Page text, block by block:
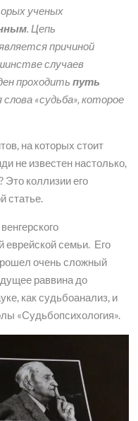
ученых
. Цепь
причиной
случаев
проходитьпуть
«судьба», которое
на которых стоит
не известен настолько,
коллизии его
статье.
еврейской семьи. Его
очень сложный
раввина до
как судьбоанализ, и
«Судьбопсихология».